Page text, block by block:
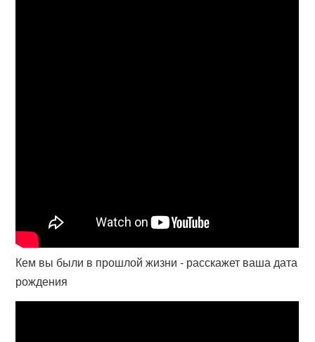
Кем вы были в прошлой жизни - расскажет ваша дата
рождения